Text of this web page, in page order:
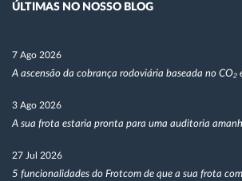
ÚLTIMAS NO NOSSO BLOG
7 Ago 2026
A ascensão da cobrança rodoviária baseada no CO₂
3 Ago 2026
A sua frota estaria pronta para uma auditoria
27 Jul 2026
5 funcionalidades do Frotcom de que a sua frota